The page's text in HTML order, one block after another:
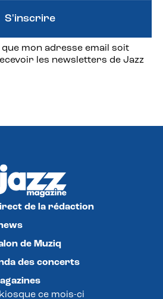
mon adresse email soit
les newsletters de Jazz
S'inscrire
de la rédaction
de Muziq
des concerts
ce mois-ci